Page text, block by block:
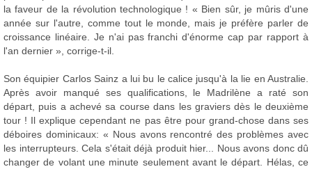
la faveur de la révolution technologique ! « Bien sûr, je mûris d'une
année sur l'autre, comme tout le monde, mais je préfère parler de
croissance linéaire. Je n'ai pas franchi d'énorme cap par rapport à
l'an dernier », corrige-t-il.
Son équipier Carlos Sainz a lui bu le calice jusqu'à la lie en Australie.
Après avoir manqué ses qualifications, le Madrilène a raté son
départ, puis a achevé sa course dans les graviers dès le deuxième
tour ! Il explique cependant ne pas être pour grand-chose dans ses
déboires dominicaux: « Nous avons rencontré des problèmes avec
les interrupteurs. Cela s'était déjà produit hier... Nous avons donc dû
changer de volant une minute seulement avant le départ. Hélas, ce